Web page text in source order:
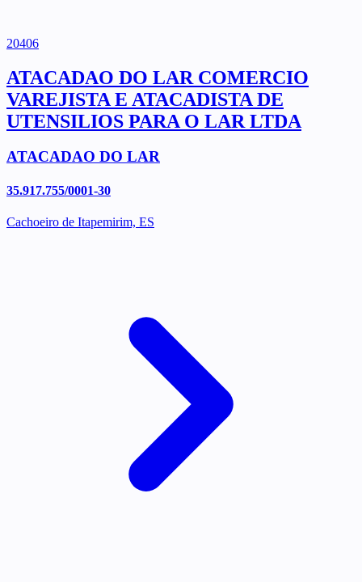
20406
ATACADAO DO LAR COMERCIO
VAREJISTA E ATACADISTA DE
UTENSILIOS PARA O LAR LTDA
ATACADAO DO LAR
35.917.755/0001-30
Cachoeiro de Itapemirim, ES